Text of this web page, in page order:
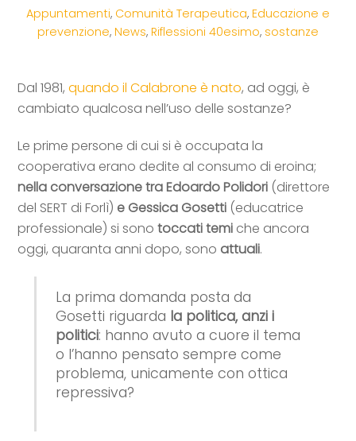
Appuntamenti, Comunità Terapeutica, Educazione e
prevenzione, News, Riflessioni 40esimo, sostanze
Dal 1981,quando il Calabrone è nato, ad oggi, è
cambiato qualcosa nell’uso delle sostanze?
Le prime persone di cui si è occupata la
cooperativa erano dedite al consumo di eroina;
nella conversazione tra Edoardo Polidori (direttore
del SERT di Forlì) e Gessica Gosetti (educatrice
professionale) si sonotoccati temi che ancora
oggi, quaranta anni dopo, sono attuali.
La prima domanda posta da
Gosetti riguarda la politica, anzi i
politici: hanno avuto a cuore il tema
o l’hanno pensato sempre come
problema, unicamente con ottica
repressiva?